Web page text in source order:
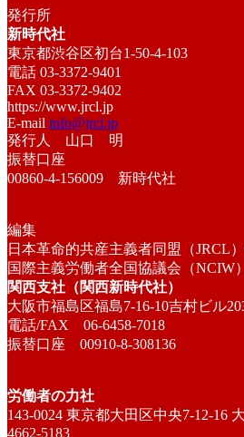
発行所
新時代社
東京都渋谷区初台1-50-4-103
電話 03-3372-9401
FAX 03-3372-9402
https://www.jrcl.jp
E-mail info@jrcl.jp
発行人 山口 明
振替口座
00860-4-156009 新時代社
編集
日本革命的共産主義者同盟（JRCL
国際主義労働者全国協議会（NCIW
関西支社（関西新時代社）
大阪市福島区福島7-16-10吉村ビル
電話/FAX 06-6458-7018
振替口座 00910-8-308136
労働者の力社
143-0024 東京都大田区中央7-12-
4662-5183